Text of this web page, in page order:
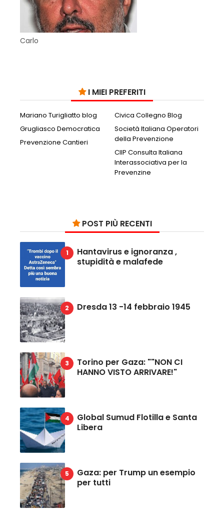
Carlo
I MIEI PREFERITI
Mariano Turigliatto blog
Civica Collegno Blog
Grugliasco Democratica
Società Italiana Operatori
della Prevenzione
Prevenzione Cantieri
CIIP Consulta Italiana
Interassociativa per la
Prevenzine
POST PIÙ RECENTI
Hantavirus e ignoranza ,
stupidità e malafede
Dresda 13 -14 febbraio 1945
Torino per Gaza: ""NON CI
HANNO VISTO ARRIVARE!"
Global Sumud Flotilla e Santa
Libera
Gaza: per Trump un esempio
per tutti